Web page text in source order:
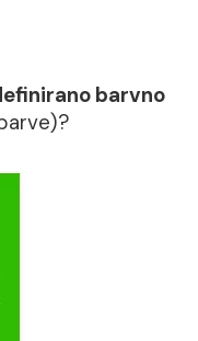
barvno